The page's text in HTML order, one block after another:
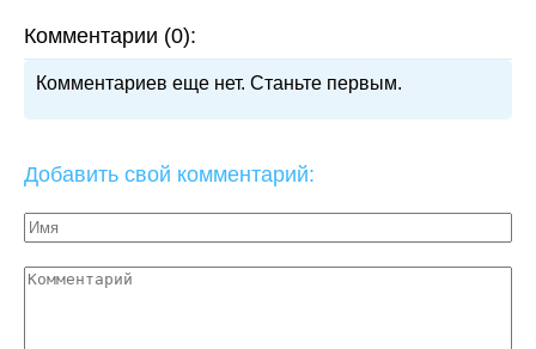
Комментарии (0):
Комментариев еще нет. Станьте первым.
Добавить свой комментарий: